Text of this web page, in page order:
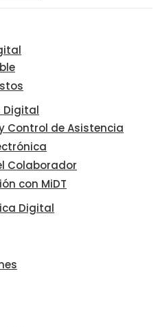
Digital
Control de Asistencia
Colaborador
con MiDT
Digital